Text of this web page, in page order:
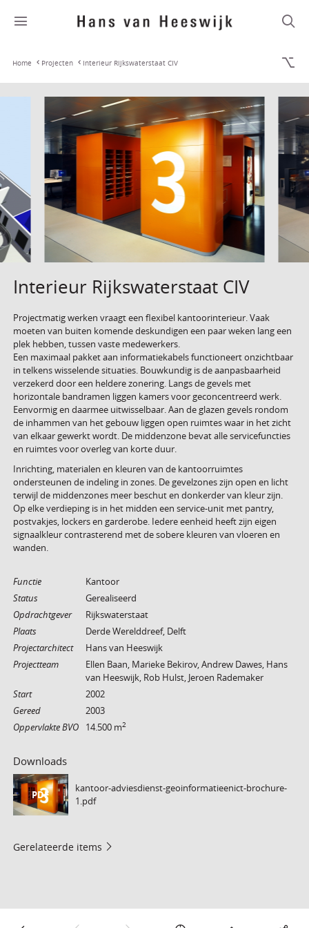
Home Projecten Interieur Rijkswaterstaat CIV
Interieur Rijkswaterstaat CIV
Projectmatig werken vraagt een flexibel kantoorinterieur. Vaak
moeten van buiten komende deskundigen een paar weken lang een
plek hebben, tussen vaste medewerkers.
Een maximaal pakket aan informatiekabels functioneert onzichtbaar
in telkens wisselende situaties. Bouwkundig is de aanpasbaarheid
verzekerd door een heldere zonering. Langs de gevels met
horizontale bandramen liggen kamers voor geconcentreerd werk.
Eenvormig en daarmee uitwisselbaar. Aan de glazen gevels rondom
de inhammen van het gebouw liggen open ruimtes waar in het zicht
van elkaar gewerkt wordt. De middenzone bevat alle servicefuncties
en ruimtes voor overleg van korte duur.
Inrichting, materialen en kleuren van de kantoorruimtes
ondersteunen de indeling in zones. De gevelzones zijn open en licht
terwijl de middenzones meer beschut en donkerder van kleur zijn.
Op elke verdieping is in het midden een service-unit met pantry,
postvakjes, lockers en garderobe. Iedere eenheid heeft zijn eigen
signaalkleur contrasterend met de sobere kleuren van vloeren en
wanden.
Functie
Kantoor
Status
Gerealiseerd
Opdrachtgever
Rijkswaterstaat
Plaats
Derde Werelddreef, Delft
Projectarchitect
Hans van Heeswijk
Projectteam
Ellen Baan, Marieke Bekirov, Andrew Dawes, Hans
van Heeswijk, Rob Hulst, Jeroen Rademaker
Start
2002
Gereed
2003
Oppervlakte BVO
14.500 m2
Downloads
PDF
kantoor-adviesdienst-geoinformatieenict-brochure-
1.pdf
Gerelateerde items